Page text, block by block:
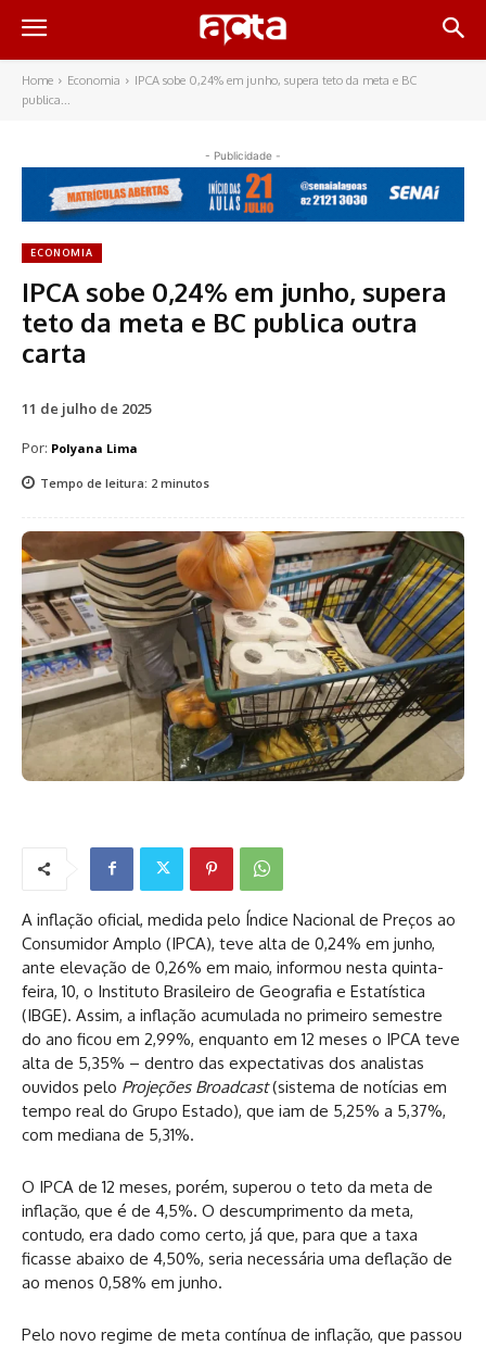
Home Economia
IPCA sobe 0,24% em junho, supera teto da meta e BC
publica...
- Publicidade -
ECONOMIA
IPCA sobe 0,24% em junho, supera
teto da meta e BC publica outra
carta
11 de julho de 2025
Por: Polyana Lima
Tempo de leitura: 2 minutos
A inflação oficial, medida pelo Índice Nacional de Preços ao
Consumidor Amplo (IPCA), teve alta de 0,24% em junho,
ante elevação de 0,26% em maio, informou nesta quinta-
feira, 10, o Instituto Brasileiro de Geografia e Estatística
(IBGE). Assim, a inflação acumulada no primeiro semestre
do ano ficou em 2,99%, enquanto em 12 meses o IPCA teve
alta de 5,35% – dentro das expectativas dos analistas
ouvidos pelo Projeções Broadcast(sistema de notícias em
tempo real do Grupo Estado), que iam de 5,25% a 5,37%,
com mediana de 5,31%.
O IPCA de 12 meses, porém, superou o teto da meta de
inflação, que é de 4,5%. O descumprimento da meta,
contudo, era dado como certo, já que, para que a taxa
ficasse abaixo de 4,50%, seria necessária uma deflação de
ao menos 0,58% em junho.
Pelo novo regime de meta contínua de inflação, que passou